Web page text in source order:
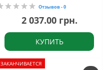
Отзывов - 0
2 037.00 грн.
КУПИТЬ
ЗАКАНЧИВАЕТСЯ